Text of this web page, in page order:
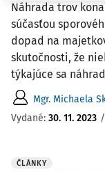
Náhrada trov
súčasťou
dopad na
skutočnosti, že
týkajúce sa
Mgr. Michaela
Vydané: 30. 11. 2023 /
ČLÁNKY